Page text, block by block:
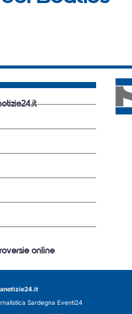
online
Sardegna Eventi24